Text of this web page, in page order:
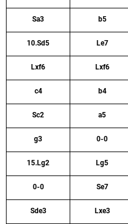
Sa3 b5
10.Sd5 Le7
Lxf6 Lxf6
c4 b4
Sc2 a5
g3 0-0
15.Lg2 Lg5
0-0 Se7
Sde3 Lxe3